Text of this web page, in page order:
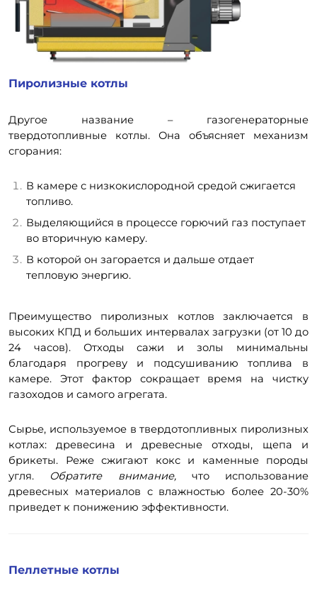
Пиролизные котлы
Другое название – газогенераторные
твердотопливные котлы. Она объясняет механизм
сгорания:
В камере с низкокислородной средой сжигается
топливо.
Выделяющийся в процессе горючий газ поступает
во вторичную камеру.
В которой он загорается и дальше отдает
тепловую энергию.
Преимущество пиролизных котлов заключается в
высоких КПД и больших интервалах загрузки (от 10 до
24 часов). Отходы сажи и золы минимальны
благодаря прогреву и подсушиванию
топлива в
камере. Этот фактор сокращает время на чистку
газоходов и самого агрегата.
Сырье, используемое в твердотопливных пиролизных
котлах: древесина и древесные отходы, щепа и
брикеты. Реже сжигают кокс и каменные породы
угля. Обратите внимание,что использование
древесных материалов с влажностью более 20-30%
приведет к понижению эффективности.
Пеллетные котлы